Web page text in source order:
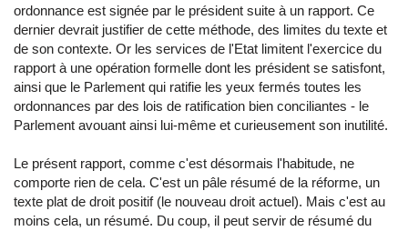
ordonnance est signée par le président suite à un rapport. Ce
dernier devrait justifier de cette méthode, des limites du texte et
de son contexte. Or les services de l'Etat limitent l'exercice du
rapport à une opération formelle dont les président se satisfont,
ainsi que le Parlement qui ratifie les yeux fermés toutes les
ordonnances par des lois de ratification bien conciliantes - le
Parlement avouant ainsi lui-même et curieusement son inutilité.
Le présent rapport, comme c'est désormais l'habitude, ne
comporte rien de cela. C'est un pâle résumé de la réforme, un
texte plat de droit positif (le nouveau droit actuel). Mais c'est au
moins cela, un résumé. Du coup, il peut servir de résumé du